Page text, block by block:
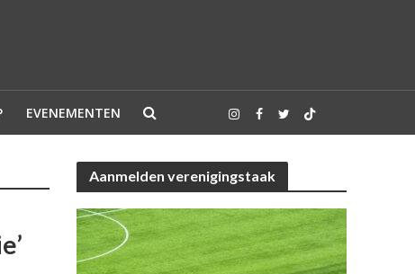
EVENEMENTEN
Aanmelden verenigingstaak